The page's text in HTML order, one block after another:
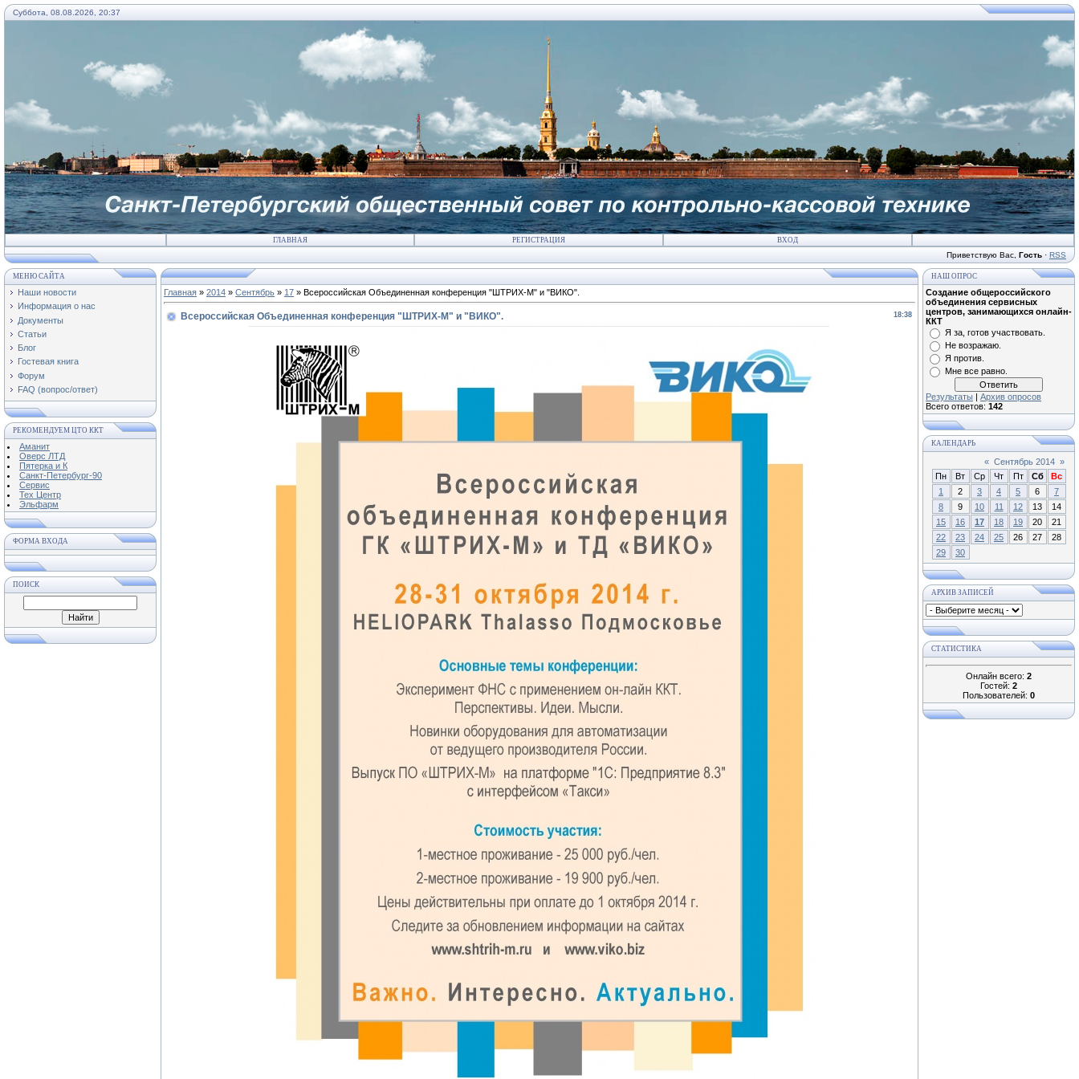
Суббота, 08.08.2026, 20:37
ГЛАВНАЯ РЕГИСТРАЦИЯ ВХОД
Приветствую Вас Гость · RSS
МЕНЮ САЙТА
Наши новости
Информация о нас
Документы
Статьи
Блог
Гостевая книга
Форум
FAQ (вопрос/ответ)
РЕКОМЕНДУЕМ ЦТО ККТ
Аманит
Оверс ЛТД
Пятерка и К
Санкт-Петербург-90
Сервис
Тех Центр
Эльфарм
ФОРМА ВХОДА
ПОИСК
Главная » 2014 » Сентябрь » 17 » Всероссийская Объединенная конференция "ШТРИХ-М" и "ВИКО".
18:38
Всероссийская Объединенная конференция "ШТРИХ-М" и "ВИКО".
НАШ ОПРОС
Создание общероссийского
объединения сервисных
центров, занимающихся онлайн-
ККТ
Я за, готов участвовать.
Не возражаю.
Я против.
Мне все равно.
Результаты | Архив опросов
Всего ответов: 142
КАЛЕНДАРЬ
« Сентябрь 2014 »
Пн
Вт Ср Чт Пт Сб
Вс
1
2 3 4 5 6
7
8
9 10 11 12 13
14
15
16 17 18 19 20
21
22
23 24 25 26 27
28
29
30
АРХИВ ЗАПИСЕЙ
СТАТИСТИКА
Онлайн всего: 2
Гостей: 2
Пользователей: 0